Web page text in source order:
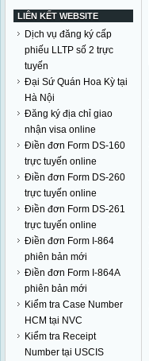
LIÊN KẾT WEBSITE
Dịch vụ đăng ký cấp
phiếu LLTP số 2 trực
tuyến
Đại Sứ Quán Hoa Kỳ tại
Hà Nội
Đăng ký địa chỉ giao
nhận visa online
Điền đơn Form DS-160
trực tuyến online
Điền đơn Form DS-260
trực tuyến online
Điền đơn Form DS-261
trực tuyến online
Điền đơn Form I-864
phiên bản mới
Điền đơn Form I-864A
phiên bản mới
Kiểm tra Case Number
HCM tại NVC
Kiểm tra Receipt
Number tại USCIS